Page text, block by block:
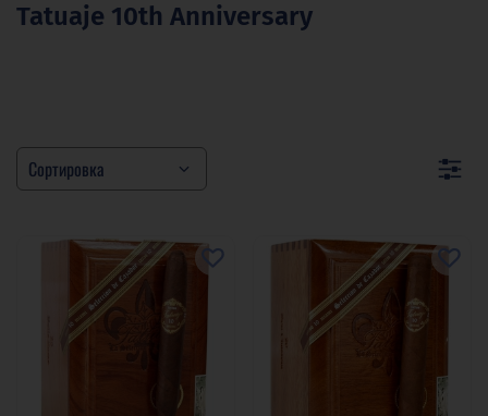
Tatuaje 10th Anniversary